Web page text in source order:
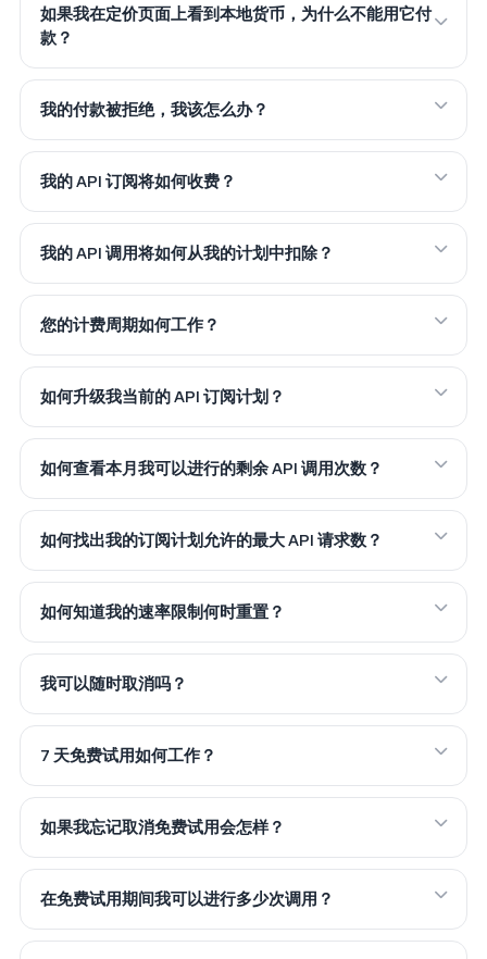
如果我在定价页面上看到本地货币，为什么不能用它付
款？
我的付款被拒绝，我该怎么办？
我的 API 订阅将如何收费？
我的 API 调用将如何从我的计划中扣除？
您的计费周期如何工作？
如何升级我当前的 API 订阅计划？
如何查看本月我可以进行的剩余 API 调用次数？
如何找出我的订阅计划允许的最大 API 请求数？
如何知道我的速率限制何时重置？
我可以随时取消吗？
7 天免费试用如何工作？
如果我忘记取消免费试用会怎样？
在免费试用期间我可以进行多少次调用？